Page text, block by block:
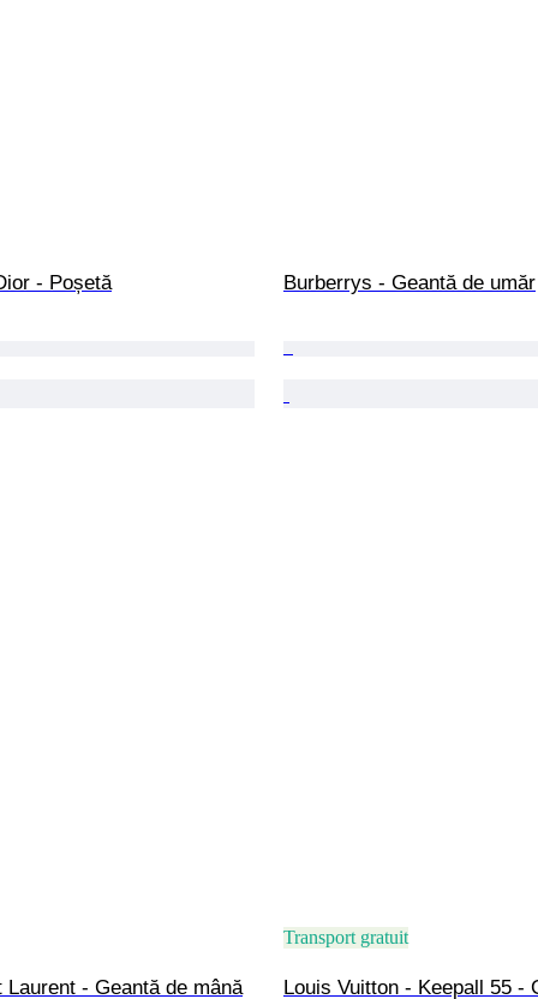
- Poșetă Burberrys - Geantă de umăr
Laurent - Geantă de mână
Transport gratuit
Louis Vuitton - Keepall 55 -